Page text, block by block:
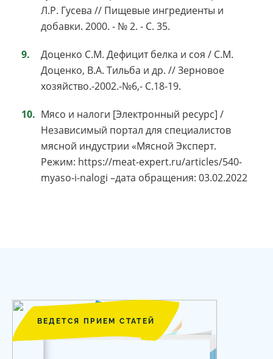
Л.Р. Гусева // Пищевые ингредиенты и
добавки. 2000. - № 2. - С. 35.
Доценко С.М. Дефицит белка и соя / С.М.
Доценко, В.А. Тильба и др. // Зерновое
хозяйство.-2002.-№6,- С.18-19.
Мясо и налоги [Электронный ресурс] /
Независимый портал для специалистов
мясной индустрии «Мясной Эксперт.
Режим: https://meat-expert.ru/articles/540-
myaso-i-nalogi –дата обращения: 03.02.2022
ВЕДЕТСЯ ПРИЕМ СТАТЕЙ